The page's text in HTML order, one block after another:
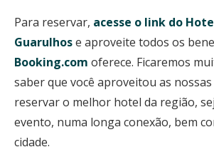
Para reservar, acesse o link do
Guarulhose aproveite todos os
Booking.com oferece. Ficaremos
saber que você aproveitou as
reservar o melhor hotel da região,
evento, numa longa conexão, bem
cidade.